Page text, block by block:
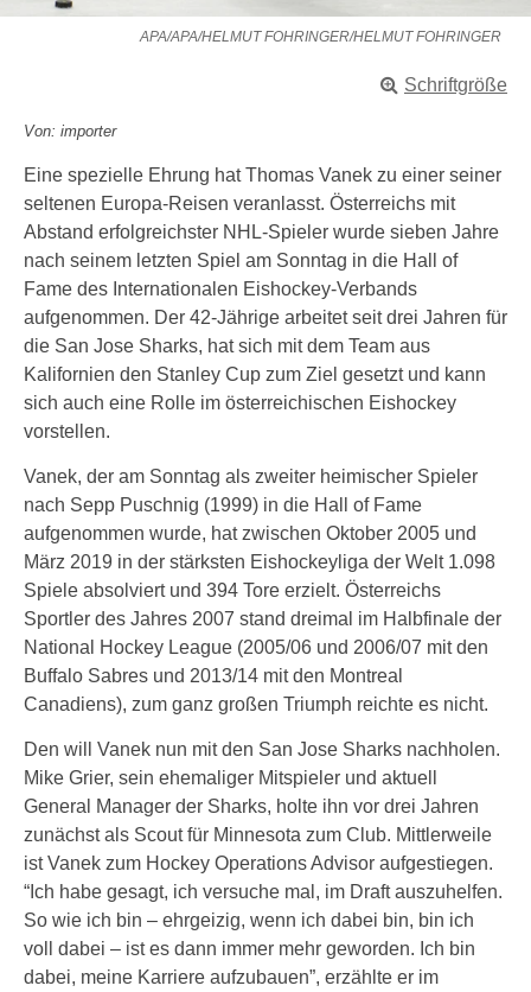
APA/APA/HELMUT FOHRINGER/HELMUT FOHRINGER
Schriftgröße
Von: importer
Eine spezielle Ehrung hat Thomas Vanek zu einer seiner
seltenen Europa-Reisen veranlasst. Österreichs mit
Abstand erfolgreichster NHL-Spieler wurde sieben Jahre
nach seinem letzten Spiel am Sonntag in die Hall of
Fame des Internationalen Eishockey-Verbands
aufgenommen. Der 42-Jährige arbeitet seit drei Jahren für
die San Jose Sharks, hat sich mit dem Team aus
Kalifornien den Stanley Cup zum Ziel gesetzt und kann
sich auch eine Rolle im österreichischen Eishockey
vorstellen.
Vanek, der am Sonntag als zweiter heimischer Spieler
nach Sepp Puschnig (1999) in die Hall of Fame
aufgenommen wurde, hat zwischen Oktober 2005 und
März 2019 in der stärksten Eishockeyliga der Welt 1.098
Spiele absolviert und 394 Tore erzielt. Österreichs
Sportler des Jahres 2007 stand dreimal im Halbfinale der
National Hockey League (2005/06 und 2006/07 mit den
Buffalo Sabres und 2013/14 mit den Montreal
Canadiens), zum ganz großen Triumph reichte es nicht.
Den will Vanek nun mit den San Jose Sharks nachholen.
Mike Grier, sein ehemaliger Mitspieler und aktuell
General Manager der Sharks, holte ihn vor drei Jahren
zunächst als Scout für Minnesota zum Club. Mittlerweile
ist Vanek zum Hockey Operations Advisor aufgestiegen.
“Ich habe gesagt, ich versuche mal, im Draft auszuhelfen.
So wie ich bin – ehrgeizig, wenn ich dabei bin, bin ich
voll dabei – ist es dann immer mehr geworden. Ich bin
dabei, meine Karriere aufzubauen”, erzählte er im